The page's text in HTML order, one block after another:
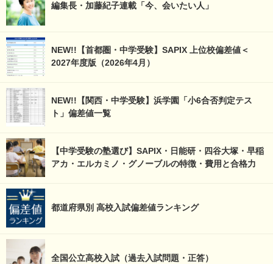
編集長・加藤紀子連載「今、会いたい人」
NEW!!【首都圏・中学受験】SAPIX 上位校偏差値＜
2027年度版（2026年4月）
NEW!!【関西・中学受験】浜学園「小6合否判定テス
ト」偏差値一覧
【中学受験の塾選び】SAPIX・日能研・四谷大塚・早稲
アカ・エルカミノ・グノーブルの特徴・費用と合格力
都道府県別 高校入試偏差値ランキング
全国公立高校入試（過去入試問題・正答）